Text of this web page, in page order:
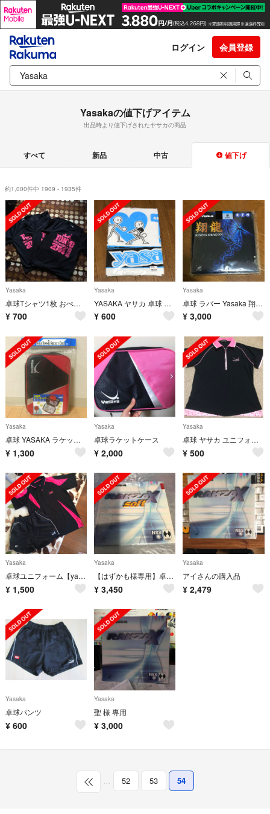
ログイン 会員登録
Yasakaの値下げアイテム
出品時より値下げされたヤサカの商品
すべて 新品 中古 値下げ
約1,000件中 1909 - 1935件
Yasaka
卓球Tシャツ1枚 おぺこぱん様専用
¥ 700
Yasaka
YASAKA ヤサカ 卓球 タオル
¥ 600
Yasaka
卓球 ラバー Yasaka 翔龍 黒 厚
¥ 3,000
Yasaka
卓球 YASAKA ラケットケース
¥ 1,300
Yasaka
卓球ラケットケース
¥ 2,000
Yasaka
卓球 ヤサカ ユニフォーム レディース
¥ 500
Yasaka
卓球ユニフォーム【yasaka】上下セット
¥ 1,500
Yasaka
【はずかも様専用】卓球 RAKZA X soft 赤 アツ 新品
¥ 3,450
Yasaka
アイさんの購入品
¥ 2,479
Yasaka
卓球パンツ
¥ 600
Yasaka
聖 様 専用
¥ 3,000
… 52 53 54